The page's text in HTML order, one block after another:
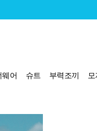
웨어 슈트 부력조끼